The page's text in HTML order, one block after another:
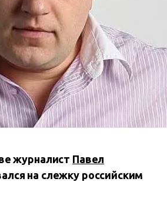
журналист Павел
на слежку российским